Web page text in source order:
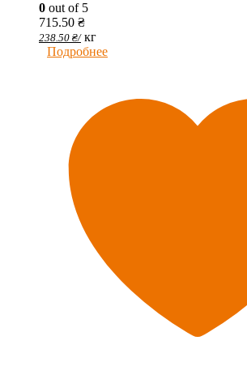
0 out of 5
715.50 ₴
238.50 ₴/ кг
Подробнее